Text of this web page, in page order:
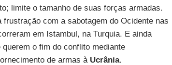
limite o tamanho de suas forças armadas.
com a sabotagem do Ocidente nas
em Istambul, na Turquia. E ainda
o fim do conflito mediante
de armas àUcrânia.